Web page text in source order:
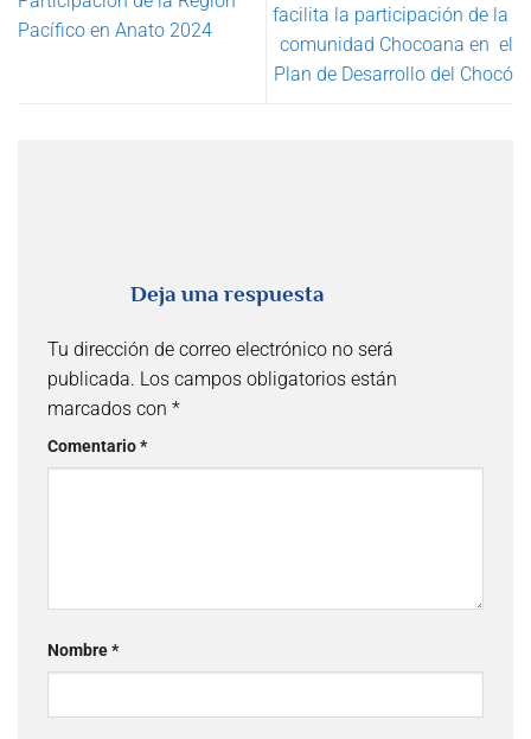
Pacífico en Anato 2024
facilita la participación de la
comunidad Chocoana en el
Plan de Desarrollo del Chocó
Deja una respuesta
Tu dirección de correo electrónico no será
publicada. Los campos obligatorios están
marcados con *
Comentario*
Nombre*